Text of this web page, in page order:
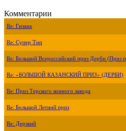
Комментарии
Re: Гизана
Re: Супер Тип
Re: Большой Всероссийский приз Дерби (Приз
Re: «БОЛЬШОЙ КАЗАНСКИЙ ПРИЗ» (ДЕРБИ)
Re: Приз Терского конного завода
Re: Большой Летний приз
Re: Дерзкий